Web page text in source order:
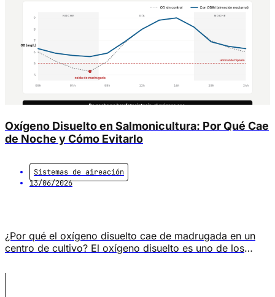
Oxígeno Disuelto en Salmonicultura: Por Qué Cae
de Noche y Cómo Evitarlo
Sistemas de aireación
13/06/2026
¿Por qué el oxígeno disuelto cae de madrugada en un
centro de cultivo? El oxígeno disuelto es uno de los
estabilidad operacional de un centro de cultivo, tal como